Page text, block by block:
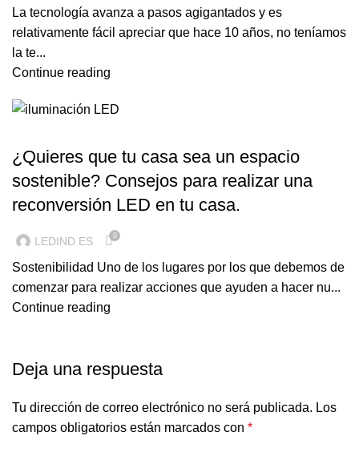
La tecnología avanza a pasos agigantados y es
relativamente fácil apreciar que hace 10 años, no teníamos
la te...
Continue reading
¿Quieres que tu casa sea un espacio
sostenible? Consejos para realizar una
reconversión LED en tu casa.
LEDIND ES 0
Sostenibilidad Uno de los lugares por los que debemos de
comenzar para realizar acciones que ayuden a hacer nu...
Continue reading
Deja una respuesta
Tu dirección de correo electrónico no será publicada. Los
campos obligatorios están marcados con *